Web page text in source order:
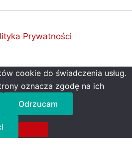
Prywatności
cookie do świadczenia usług.
oznacza zgodę na ich
Odrzucam